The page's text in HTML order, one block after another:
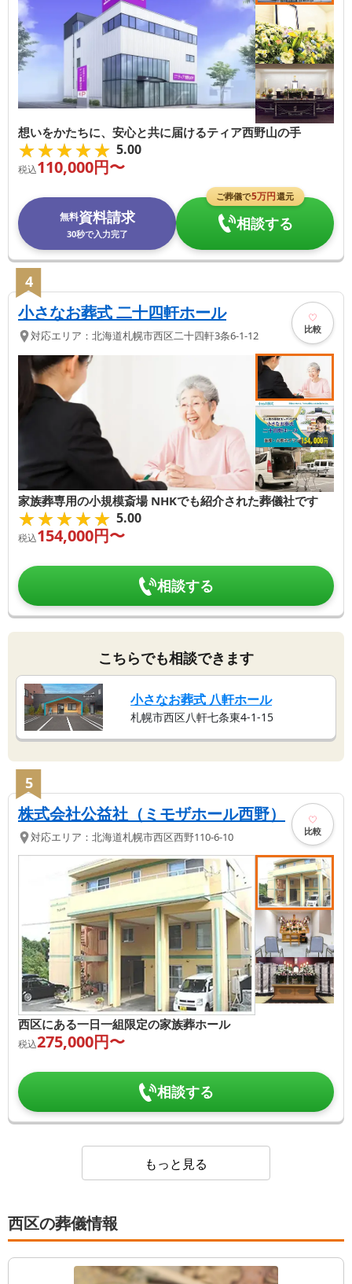
想いをかたちに、安心と共に届けるティア西野山の手
★★★★★
★★★★★ 5.00
税込110,000円〜
無料資料請求
30秒で入力完了
ご葬儀で5万円還元
相談する
4
小さなお葬式 二十四軒ホール
対応エリア： 北海道札幌市西区二十四軒3条6-1-12 比較
家族葬専用の小規模斎場 NHKでも紹介された葬儀社です
★★★★★
★★★★★ 5.00
税込154,000円〜
相談する
こちらでも相談できます
小さなお葬式 八軒ホール
札幌市西区八軒七条東4-1-15
5
株式会社公益社（ミモザホール西野）
対応エリア： 北海道札幌市西区西野110-6-10 比較
西区にある一日一組限定の家族葬ホール
税込275,000円〜
相談する
もっと見る
西区の葬儀情報